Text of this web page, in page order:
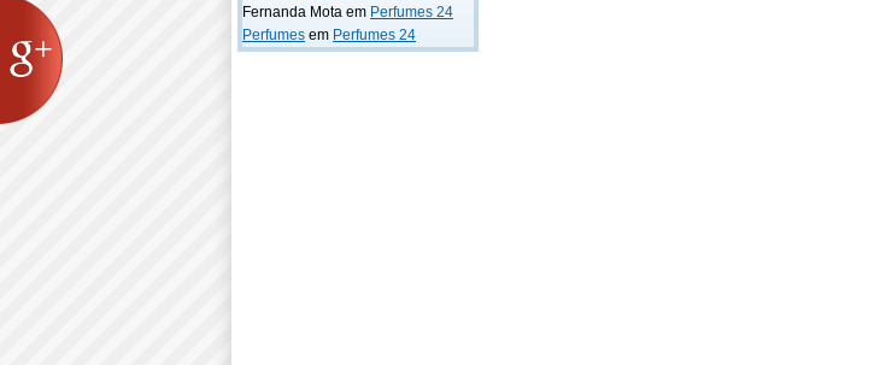
Fernanda Mota em Perfumes 24
Perfumes em Perfumes 24